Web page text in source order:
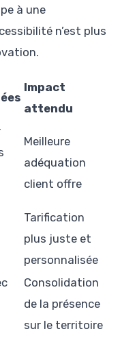
à une
n’est plus
Impact
attendu
Meilleure
adéquation
client offre
Tarification
plus juste et
personnalisée
Consolidation
de la présence
sur le territoire